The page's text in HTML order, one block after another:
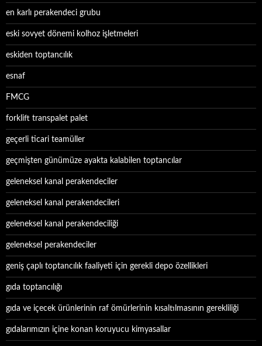
en karlı perakendeci grubu
eski sovyet dönemi kolhoz işletmeleri
eskiden toptancılık
esnaf
FMCG
forklift transpalet palet
geçerli ticari teamüller
geçmişten günümüze ayakta kalabilen toptancılar
geleneksel kanal perakendeciler
geleneksel kanal perakendecileri
geleneksel kanal perakendeciliği
geleneksel perakendeciler
geniş çaplı toptancılık faaliyeti için gerekli depo özellikleri
gıda toptancılığı
gıda ve içecek ürünlerinin raf ömürlerinin kısaltılmasının gerekliliği
gıdalarımızın içine konan koruyucu kimyasallar